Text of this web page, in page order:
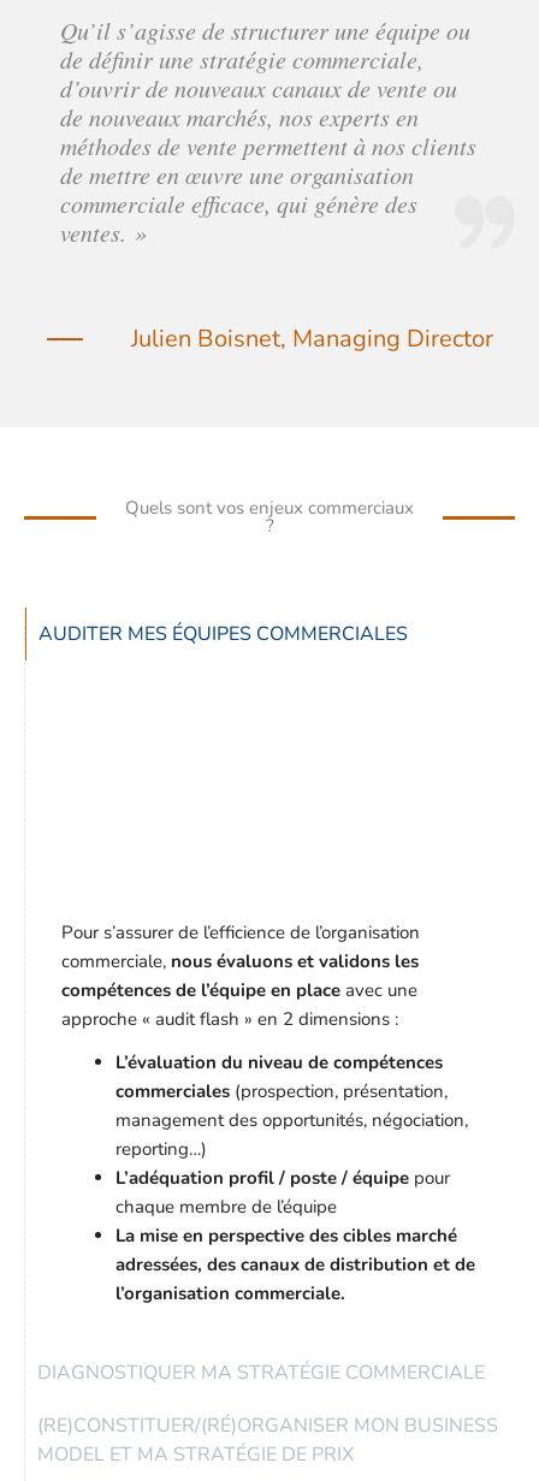
Qu’il s’agisse de structurer une équipe ou
de définir une stratégie commerciale,
d’ouvrir de nouveaux canaux de vente ou
de nouveaux marchés, nos experts en
méthodes de vente permettent à nos clients
de mettre en œuvre une organisation
commerciale efficace, qui génère des
ventes. »
Julien Boisnet, Managing Director
Quels sont vos enjeux commerciaux
?
AUDITER MES ÉQUIPES COMMERCIALES
Pour s’assurer de l’efficience de l’organisation
commerciale, nous évaluons et validons les
compétences de l’équipe en place avec une
approche « audit flash » en 2 dimensions :
L’évaluation du niveau de compétences
commerciales (prospection, présentation,
management des opportunités, négociation,
reporting…)
L’adéquation profil / poste / équipe pour
chaque membre de l’équipe
La mise en perspective des cibles marché
adressées, des canaux de distribution et de
l’organisation commerciale.
DIAGNOSTIQUER MA STRATÉGIE COMMERCIALE
(RE)CONSTITUER/(RÉ)ORGANISER MON BUSINESS
MODEL ET MA STRATÉGIE DE PRIX